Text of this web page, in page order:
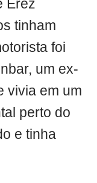
Erez
tinham
foi
um ex-
vivia em um
perto do
e tinha